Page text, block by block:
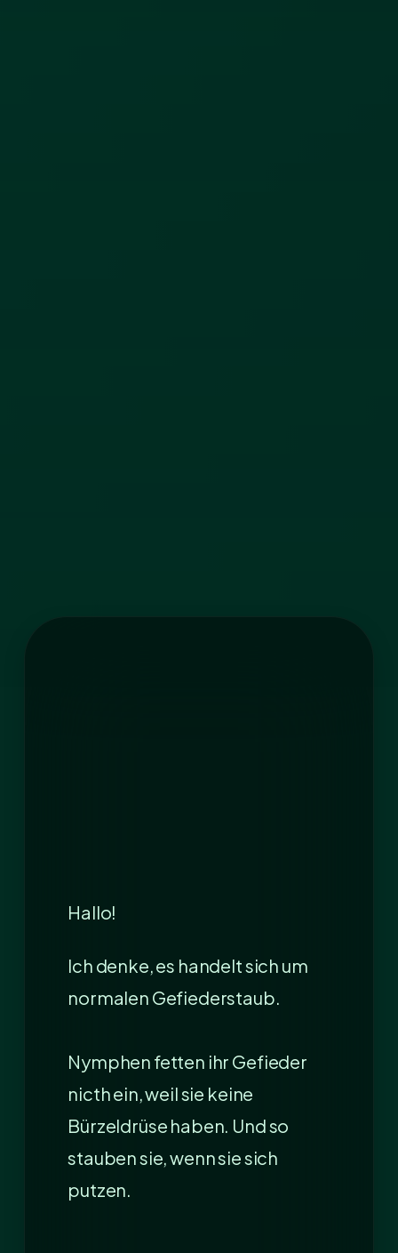
Hallo!
Ich denke, es handelt sich um
normalen Gefiederstaub.
Nymphen fetten ihr Gefieder
nicth ein, weil sie keine
Bürzeldrüse haben. Und so
stauben sie, wenn sie sich
putzen.